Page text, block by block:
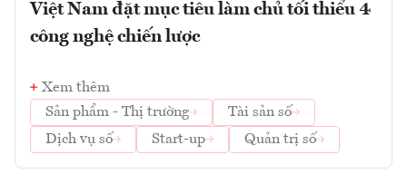
Việt Nam đặt mục tiêu làm chủ tối thiểu 4
công nghệ chiến lược
Xem thêm
Sản phẩm - Thị trường
Tài sản số
Dịch vụ số
Start-up Quản trị số